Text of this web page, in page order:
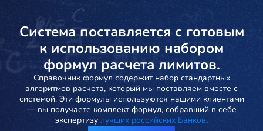
Система поставляется с готовым
к использованию набором
формул расчета лимитов.
Справочник формул содержит набор стандартных
алгоритмов расчета, который мы поставляем вместе с
системой. Эти формулы используются нашими клиентами
— вы получаете комплект формул, собравший в себе
экспертизу лучших российских Банков.